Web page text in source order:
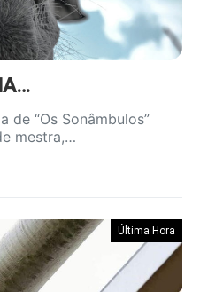
de “Os Sonâmbulos”
mestra,…
Última Hora